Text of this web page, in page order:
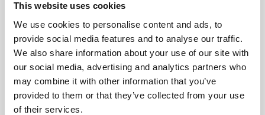
This website uses cookies
We use cookies to personalise content and ads, to
provide social media features and to analyse our traffic.
We also share information about your use of our site with
our social media, advertising and analytics partners who
may combine it with other information that you’ve
provided to them or that they’ve collected from your use
of their services.
ODZYSKIWANIE
Z OSTROŻNOŚCIĄ
Użyteczne części są
skrupulatnie odzyskiwane w
bezpiecznym środowisku ESD,
zapewniając brak uszkodzeń
ani zanieczyszczeń.